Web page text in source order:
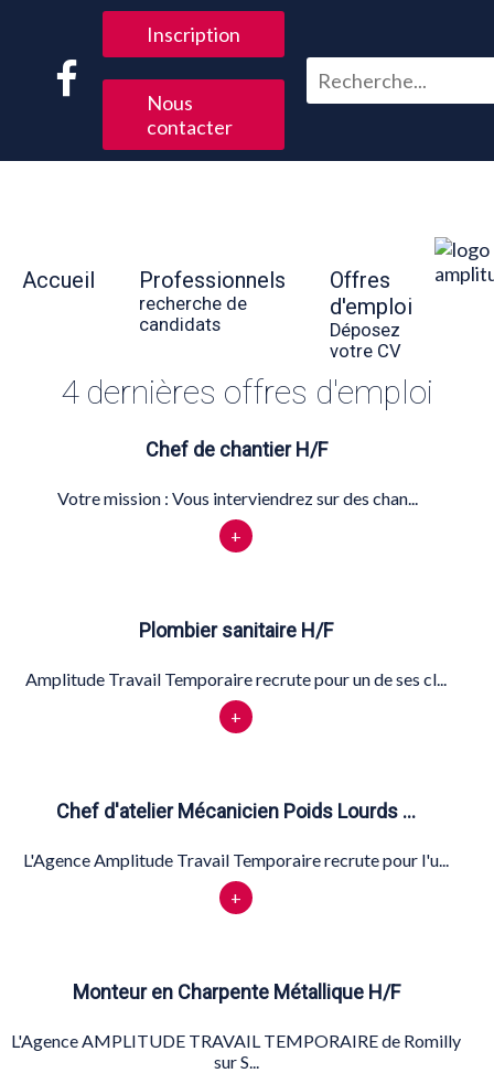
Inscription
Nous
contacter
Accueil Professionnels
recherche de
candidats
Offres
d'emploi
Déposez
votre CV
4 dernières offres d'emploi
Chef de chantier H/F
Votre mission : Vous interviendrez sur des chan...
+
Plombier sanitaire H/F
Amplitude Travail Temporaire recrute pour un de ses cl...
+
Chef d'atelier Mécanicien Poids Lourds …
L'Agence Amplitude Travail Temporaire recrute pour l'u...
+
Monteur en Charpente Métallique H/F
L'Agence AMPLITUDE TRAVAIL TEMPORAIRE de Romilly
sur S...